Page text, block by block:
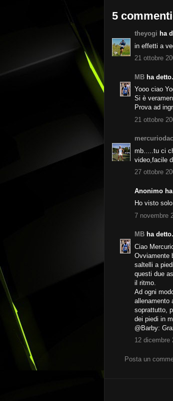
5
theyogi ha
in effetti a
21 ottobre
MB ha
Yooo ciao
Si è
Prova ad
21 ottobre
mb.....tu ci
video,facile
27 ottobre
Anonimo
Ho visto
7 novembre
MB ha
Ciao
Ovviamente
saltelli a
questi due
il ritmo.
Ad ogni
allenamento
soprattutto,
dei piedi in
@Barby:
12 dicembre
Posta un